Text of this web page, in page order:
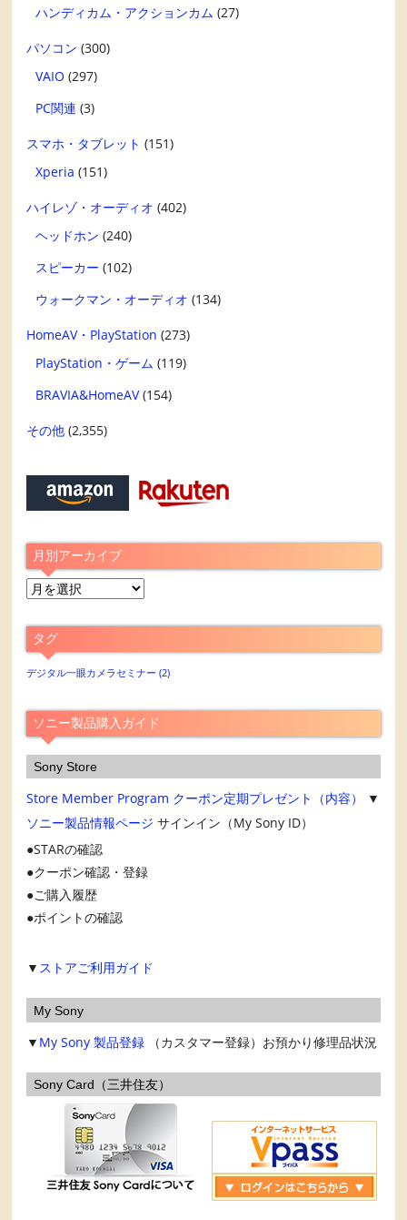
ハンディカム・アクションカム (27)
パソコン (300)
VAIO (297)
PC関連 (3)
スマホ・タブレット (151)
Xperia (151)
ハイレゾ・オーディオ (402)
ヘッドホン (240)
スピーカー (102)
ウォークマン・オーディオ (134)
HomeAV・PlayStation (273)
PlayStation・ゲーム (119)
BRAVIA&HomeAV(154)
その他 (2,355)
月別アーカイブ
月
ア
ー
カ
ブ
タグ
デジタル一眼カメラセミナー (2)
ソニー製品購入ガイド
Sony Store
Store Member Program クーポン定期プレゼント（内容）
▼
ソニー製品情報ページ サインイン（My Sony ID）
STARの確認
クーポン確認・登録
ご購入履歴
ポイントの確認
▼ ストアご利用ガイド
My Sony
▼ My Sony 製品登録 （カスタマー登録）お預かり修理品状況
Sony Card（三井住友）